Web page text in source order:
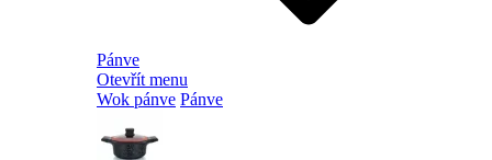
Pánve
Otevřít menu
Wok pánve Pánve